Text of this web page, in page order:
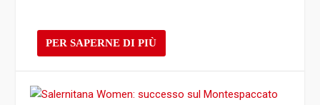
PER SAPERNE DI PIÙ